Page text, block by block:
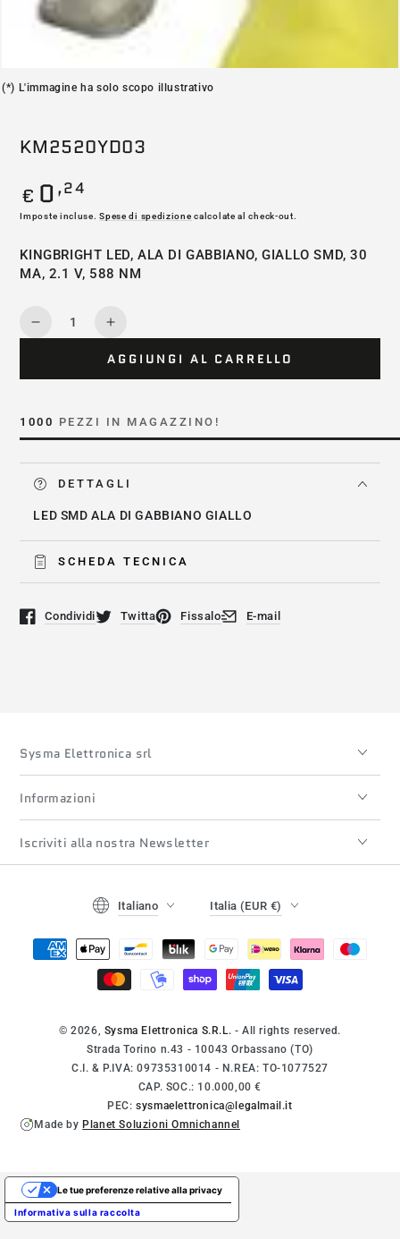
(*) L'immagine ha solo scopo illustrativo
KM2520YD03
Prezzo
regolare
€ 0 ,24
Imposte incluse.Spese di spedizione calcolate al check-out.
KINGBRIGHT LED, ALA DI GABBIANO, GIALLO SMD, 30
MA, 2.1 V, 588 NM
Quantità
DiminuisceAumenta
quantità
AGGIUNGI AL CARRELLO
1000 PEZZI IN MAGAZZINO!
DETTAGLI
LED SMD ALA DI GABBIANO GIALLO
SCHEDA TECNICA
Condividi
Si apre in una nuova finestra.
Twitta
Si apre in una nuova finestra.
Fissalo
Si apre in una nuova finestra.
E-mail
Si apre in una nuova
Sysma Elettronica srl
Informazioni
Iscriviti alla nostra Newsletter
© 2026, Sysma Elettronica S.R.L. - All rights reserved.
Strada Torino n.43 - 10043 Orbassano (TO)
C.I. & P.IVA: 09735310014 - N.REA: TO-1077527
CAP. SOC.: 10.000,00 €
PEC:sysmaelettronica@legalmail.it
Made byPlanet Soluzioni Omnichannel
Lingua
Italiano Italia (EUR €)
Modalità
Informativa sulla raccolta
Le tue preferenze relative alla privacy